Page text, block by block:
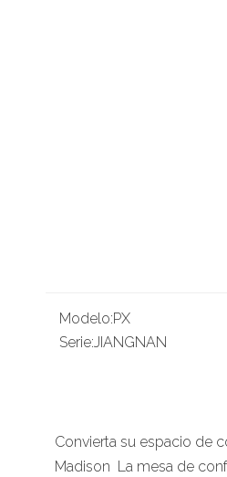
Modelo:PX
Serie:JIANGNAN
Convierta su espacio de
Madison La mesa de